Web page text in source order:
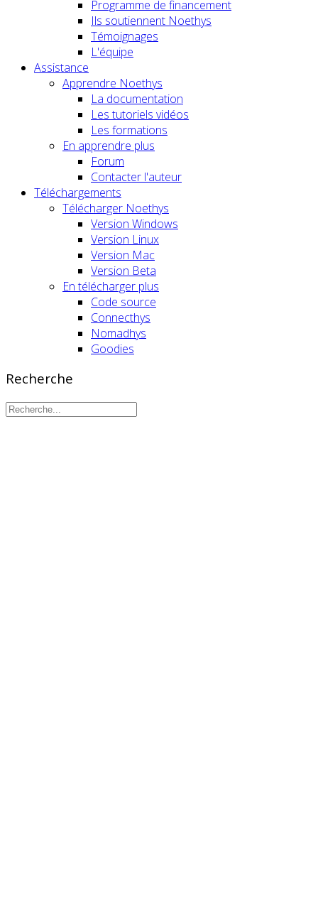
Programme de financement
Ils soutiennent Noethys
Témoignages
L'équipe
Assistance
Apprendre Noethys
La documentation
Les tutoriels vidéos
Les formations
En apprendre plus
Forum
Contacter l'auteur
Téléchargements
Télécharger Noethys
Version Windows
Version Linux
Version Mac
Version Beta
En télécharger plus
Code source
Connecthys
Nomadhys
Goodies
Recherche